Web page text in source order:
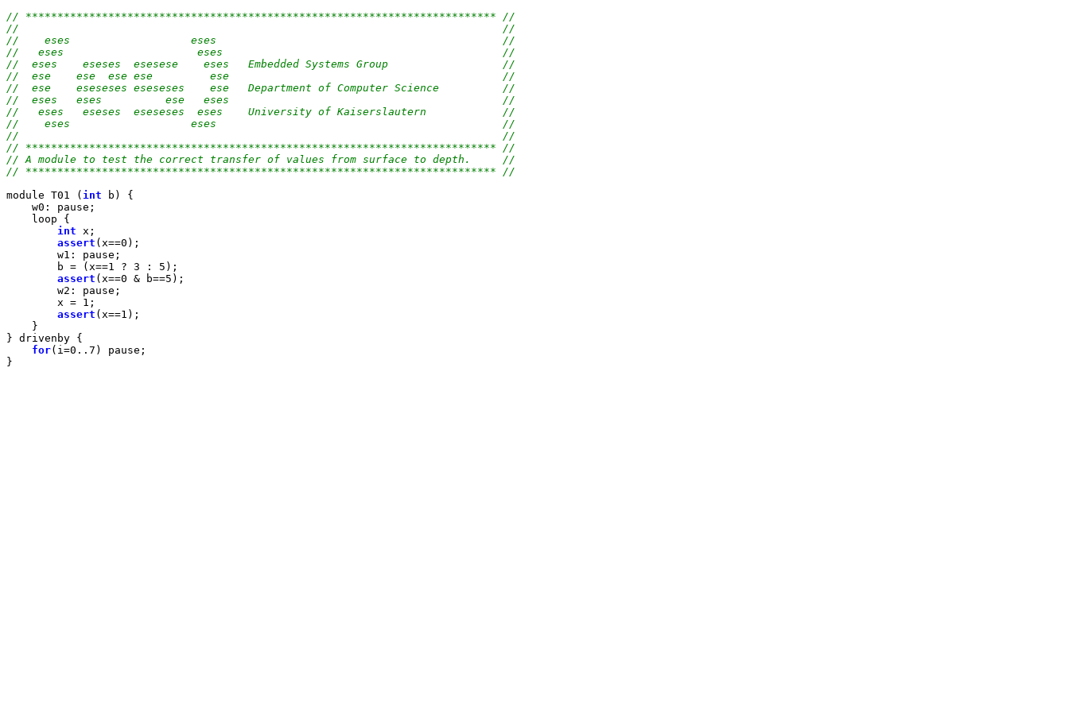
// ************************************************************************** //
//                                                                            //
//    eses                   eses                                             //
//   eses                     eses                                            //
//  eses    eseses  esesese    eses   Embedded Systems Group                  //
//  ese    ese  ese ese         ese                                           //
//  ese    eseseses eseseses    ese   Department of Computer Science          //
//  eses   eses          ese   eses                                           //
//   eses   eseses  eseseses  eses    University of Kaiserslautern            //
//    eses                   eses                                             //
//                                                                            //
// ************************************************************************** //
// A module to test the correct transfer of values from surface to depth.     //
// ************************************************************************** //
module T01 ( int b) {
    w0: pause;
    loop {
int x;
assert (x==0);
        w1: pause;
        b = (x==1 ? 3 : 5);
assert (x==0 & b==5);
        w2: pause;
        x = 1;
assert (x==1);
    }
} drivenby {
for(i=0..7) pause;